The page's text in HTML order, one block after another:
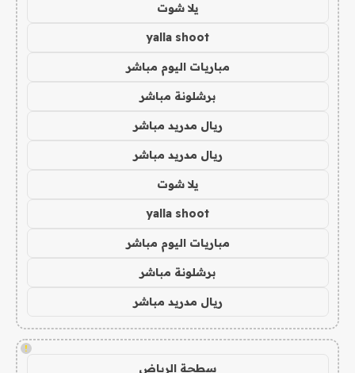
يلا شوت
yalla shoot
مباريات اليوم مباشر
برشلونة مباشر
ريال مدريد مباشر
ريال مدريد مباشر
يلا شوت
yalla shoot
مباريات اليوم مباشر
برشلونة مباشر
ريال مدريد مباشر
!
سطحة الرياض